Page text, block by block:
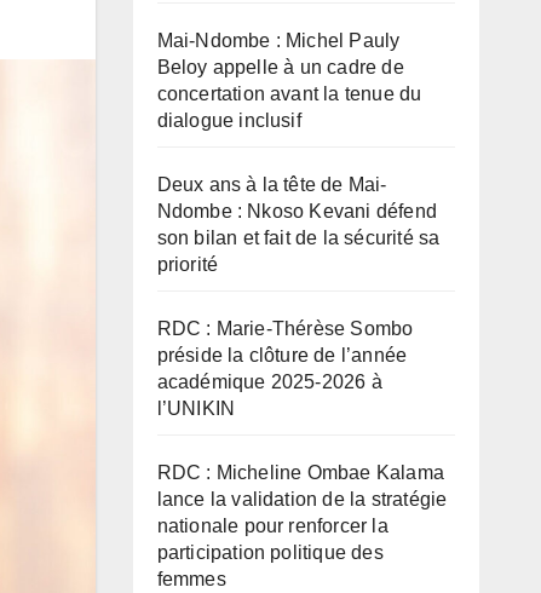
Mai-Ndombe : Michel Pauly
Beloy appelle à un cadre de
concertation avant la tenue du
dialogue inclusif
Deux ans à la tête de Mai-
Ndombe : Nkoso Kevani défend
son bilan et fait de la sécurité sa
priorité
RDC : Marie-Thérèse Sombo
préside la clôture de l’année
académique 2025-2026 à
l’UNIKIN
RDC : Micheline Ombae Kalama
lance la validation de la stratégie
nationale pour renforcer la
participation politique des
femmes